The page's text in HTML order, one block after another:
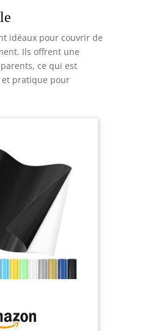
idéaux pour couvrir de
Ils offrent une
ce qui est
pratique pour